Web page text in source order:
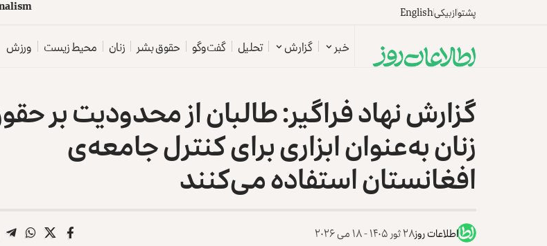
پشتوازبیکیEnglish
m
s
i
l
a
خبر گزارش تحلیل گفت‌وگو حقوق بشر زنان محیط زیست ورزش
گزارش نهاد فراگیر: طالبان از محدودیت بر
زنان به‌عنوان ابزاری برای کنترل جامعه‌ی
افغانستان استفاده می‌کنند
اطلاعات روز۲۸ ثور ۱۴۰۵ - ۱۸ می ۲۰۲۶